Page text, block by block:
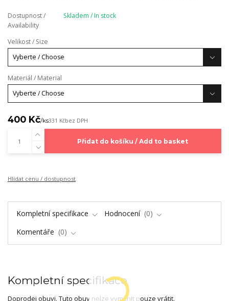
Dostupnost /
Availability
Skladem / In stock
Velikost / Size
Materiál / Material
400 Kč/ks331 Kčbez DPH
Přidat do košíku / Add to basket
Hlídat cenu / dostupnost
Kompletní specifikace Hodnocení
0
Komentáře
0
Kompletní specifikace
Doprodej obuvi. Tuto obuv nelze vyměnit pouze vrátit.